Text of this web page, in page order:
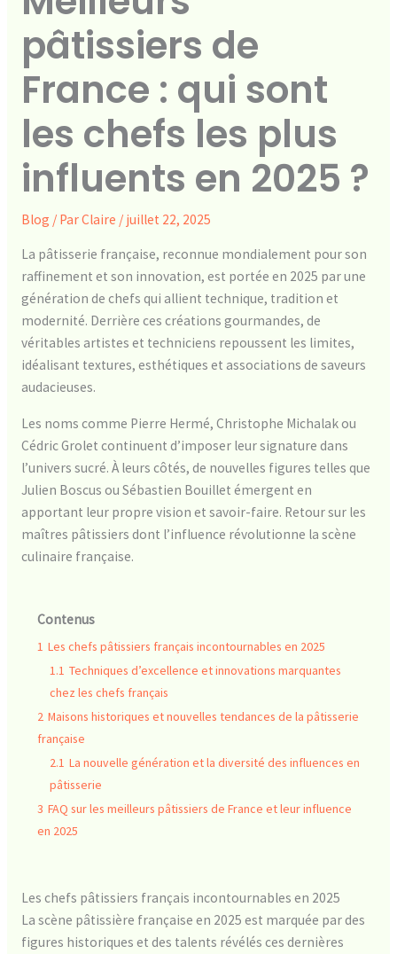
pâtissiers de
France : qui sont
les chefs les plus
influents en 2025 ?
Blog / ParClaire / juillet 22, 2025
La pâtisserie française, reconnue mondialement pour son
raffinement et son innovation, est portée en 2025 par une
génération de chefs qui allient technique, tradition et
modernité. Derrière ces créations gourmandes, de
véritables artistes et techniciens repoussent les limites,
idéalisant textures, esthétiques et associations de saveurs
audacieuses.
Les noms comme Pierre Hermé, Christophe Michalak ou
Cédric Grolet continuent d’imposer leur signature dans
l’univers sucré. À leurs côtés, de nouvelles figures telles que
Julien Boscus ou Sébastien Bouillet émergent en
apportant leur propre vision et savoir-faire. Retour sur les
maîtres pâtissiers dont l’influence révolutionne la scène
culinaire française.
Contenus
1 Les chefs pâtissiers français incontournables en 2025
1.1 Techniques d’excellence et innovations marquantes
chez les chefs français
2 Maisons historiques et nouvelles tendances de la pâtisserie
française
2.1 La nouvelle génération et la diversité des influences en
pâtisserie
3 FAQ sur les meilleurs pâtissiers de France et leur influence
en 2025
Les chefs pâtissiers français incontournables en 2025
La scène pâtissière française en 2025 est marquée par des
figures historiques et des talents révélés ces dernières